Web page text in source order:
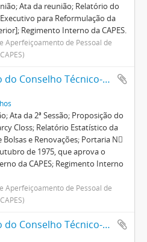
Ata da reunião; Relatório do
Executivo para Reformulação da
Regimento Interno da CAPES.
Aperfeiçoamento de Pessoal de
10ª Reunião do Conselho Técnico-Administrativo
Ata da 2ª Sessão; Proposição do
Closs; Relatório Estatístico da
e Renovações; Portaria N
de 1975, que aprova o
da CAPES; Regimento Interno
Aperfeiçoamento de Pessoal de
10ª Reunião do Conselho Técnico-Científico